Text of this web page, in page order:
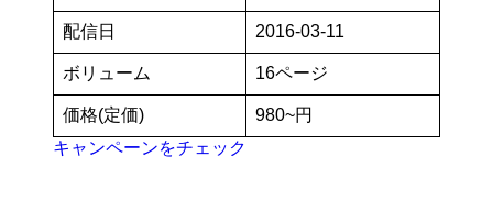
配信日 2016-03-11
ボリューム 16ページ
価格(定価)
980~円
キャンペーンをチェック